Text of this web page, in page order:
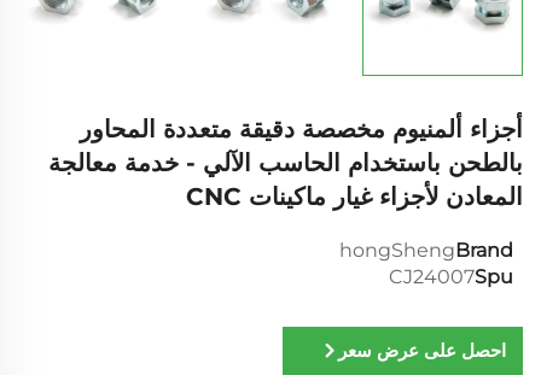
أجزاء ألمنيوم مخصصة دقيقة متعددة المحاور
بالطحن باستخدام الحاسب الآلي - خدمة معالجة
المعادن لأجزاء غيار ماكينات CNC
Brand
hongSheng
Spu
CJ24007
احصل على عرض سعر